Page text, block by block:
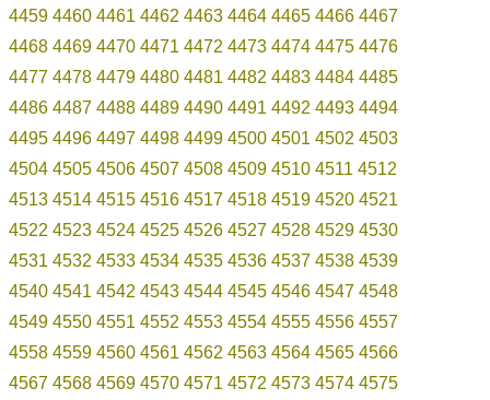
4459 4460 4461 4462 4463 4464 4465 4466 4467
4468 4469 4470 4471 4472 4473 4474 4475 4476
4477 4478 4479 4480 4481 4482 4483 4484 4485
4486 4487 4488 4489 4490 4491 4492 4493 4494
4495 4496 4497 4498 4499 4500 4501 4502 4503
4504 4505 4506 4507 4508 4509 4510 4511 4512
4513 4514 4515 4516 4517 4518 4519 4520 4521
4522 4523 4524 4525 4526 4527 4528 4529 4530
4531 4532 4533 4534 4535 4536 4537 4538 4539
4540 4541 4542 4543 4544 4545 4546 4547 4548
4549 4550 4551 4552 4553 4554 4555 4556 4557
4558 4559 4560 4561 4562 4563 4564 4565 4566
4567 4568 4569 4570 4571 4572 4573 4574 4575